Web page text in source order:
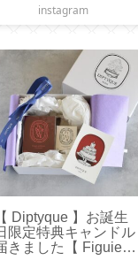
instagram
【 STARBUCKS 】シ
コンアイストレーで
イスコーヒー＆カフ